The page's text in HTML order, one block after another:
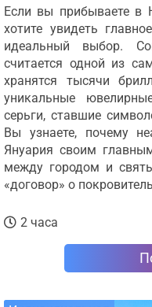
Если вы прибываете в
хотите увидеть
идеальный выбор.
считается одной из
хранятся тысячи
уникальные
серьги, ставшие
Вы узнаете, почему
Януария своим
между городом и
«договор» о
2 часа